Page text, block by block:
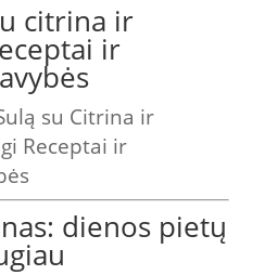
citrina ir
ir
su Citrina ir
Receptai ir
dienos pietų